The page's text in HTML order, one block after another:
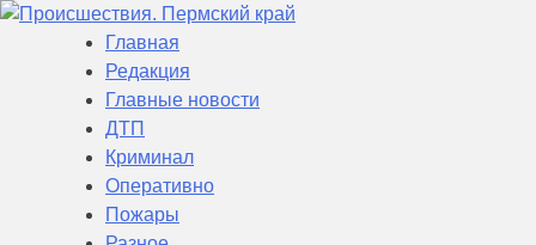
Skip
Происшествия. Пермский край
Актуальная информация о текущих событиях в Пермском
Главная
Редакция
Главные новости
ДТП
Криминал
Оперативно
Пожары